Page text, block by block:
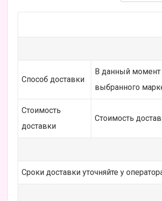
Способ доставки
В данный момент
выбранного
Стоимость
доставки
Стоимость
Сроки доставки уточняйте у